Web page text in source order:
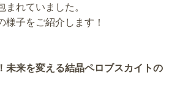
まれていました。
様子をご紹介します！
未来を変える結晶ペロブスカイトの